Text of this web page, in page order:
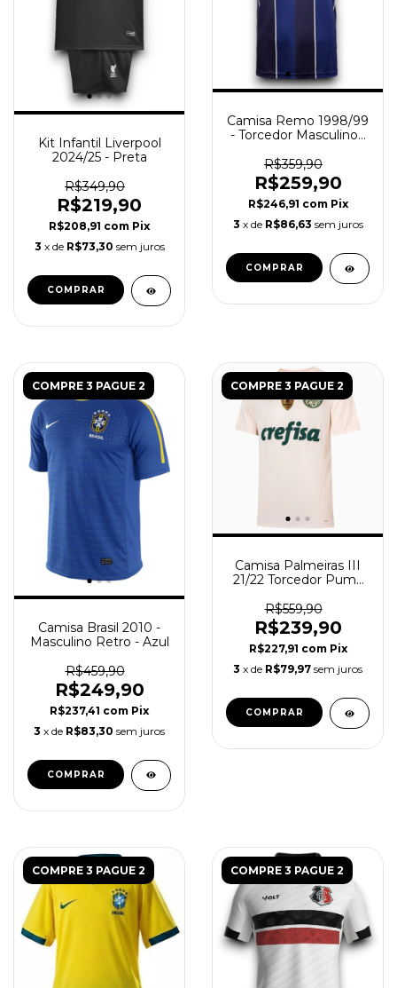
Kit Infantil Liverpool
2024/25 - Preta
R$349,90
R$219,90
R$208,91 com Pix
3 x de R$73,30 sem juros
COMPRAR
Camisa Remo 1998/99
- Torcedor Masculino -
R$359,90
R$259,90
R$246,91 com Pix
3 x de R$86,63 sem juros
COMPRAR
COMPRE 3 PAGUE 2
Camisa Brasil 2010 -
Masculino Retro - Azul
R$459,90
R$249,90
R$237,41 com Pix
3 x de R$83,30 sem juros
COMPRAR
COMPRE 3 PAGUE 2
Camisa Palmeiras III
21/22 Torcedor Puma
R$559,90
R$239,90
R$227,91 com Pix
3 x de R$79,97 sem juros
COMPRAR
COMPRE 3 PAGUE 2 COMPRE 3 PAGUE 2